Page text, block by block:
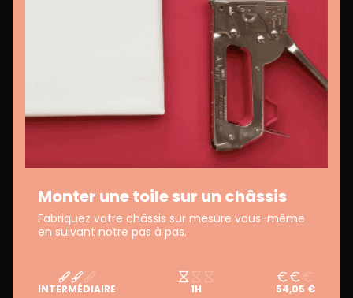
Monter une toile sur un châssis
Fabriquez votre châssis sur mesure vous-même
en suivant notre pas à pas.
INTERMÉDIAIRE 1H 54,05 €